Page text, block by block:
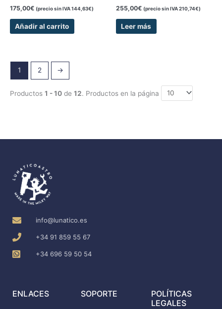
175,00€ (precio sin IVA144,63€)
Añadir al carrito
255,00€ (precio sin IVA210,74€)
Leer más
1 2 →
Productos 1 - 10 de 12. Productos en la página
info@lunatico.es
+34 91 859 55 67
+34 696 59 50 54
ENLACES SOPORTE
POLÍTICAS
LEGALES